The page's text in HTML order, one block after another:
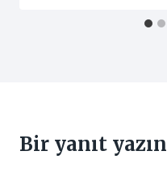
Bir yanıt yazın